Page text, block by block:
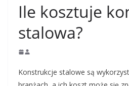
Ile kosztuje
stalowa?
Konstrukcje stalowe są